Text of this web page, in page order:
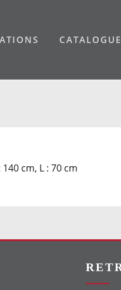
CATALOGUE
cm, L : 70 cm